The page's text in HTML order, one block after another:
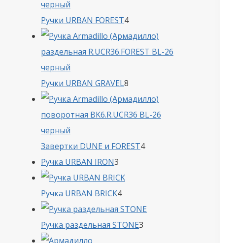
Ручки URBAN FOREST44
товара
Ручки URBAN GRAVEL8
товаров
Завертки DUNE и FOREST44
Ручка URBAN IRON3
товара
Ручка URBAN BRICK44
товара
Ручка раздельная STONE3